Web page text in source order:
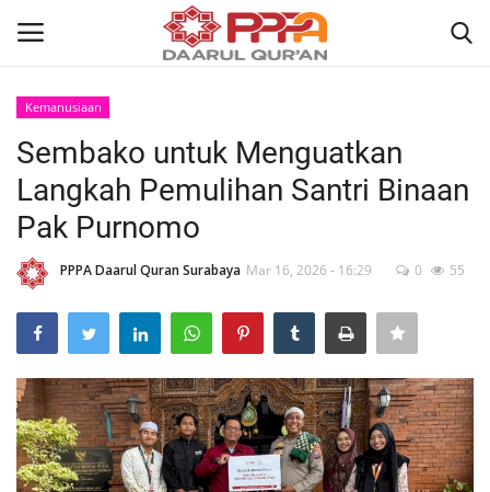
Home
About
Wisuda Akbar
Kisah
Kemanusiaan
Sembako untuk Menguatkan
Langkah Pemulihan Santri Binaan
Pak Purnomo
PPPA Daarul Quran Surabaya Mar 16, 2026 - 16:29 0 55